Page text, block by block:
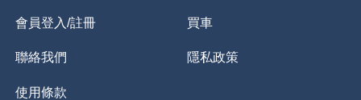
會員登入/註冊 買車
聯絡我們 隱私政策
使用條款